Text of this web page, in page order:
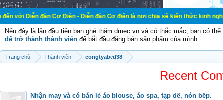
đàn Cơ Điện - Diễn đàn Cơ điện là nơi chia sẽ kiến thức kinh nghiệm
Nếu đây là lần đầu tiên bạn ghé thăm dmec.vn và có thắc mắc, bạn có
để trở thành thành viên để bắt đầu đăng bán sản phẩm của mình.
Trang chủ Thành viên congtyabcd38
Recent
Nhận may và có bán lẻ áo blouse, áo spa, tạp dề, nón bếp.